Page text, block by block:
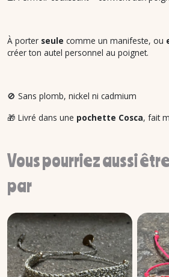
À porter seule comme un manifeste, ou
créer ton autel personnel au poignet.
🚫 Sans plomb, nickel ni cadmium
🎁 Livré dans une pochette Cosca, fait
Vous pourriez aussi
par